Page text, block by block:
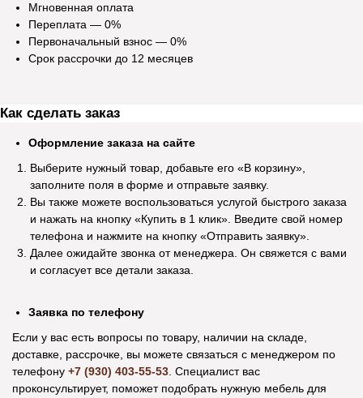
Мгновенная оплата
Переплата — 0%
Первоначальный взнос — 0%
Срок рассрочки до 12 месяцев
Как сделать заказ
Оформление заказа на сайте
Выберите нужный товар, добавьте его «В корзину»,
заполните поля в форме и отправьте заявку.
Вы также можете воспользоваться услугой быстрого заказа
и нажать на кнопку «Купить в 1 клик». Введите свой номер
телефона и нажмите на кнопку «Отправить заявку».
Далее ожидайте звонка от менеджера. Он свяжется с вами
и согласует все детали заказа.
Заявка по телефону
Если у вас есть вопросы по товару, наличии на складе,
доставке, рассрочке, вы можете связаться с менеджером по
телефону +7 (930) 403-55-53 . Специалист вас
проконсультирует, поможет подобрать нужную мебель для